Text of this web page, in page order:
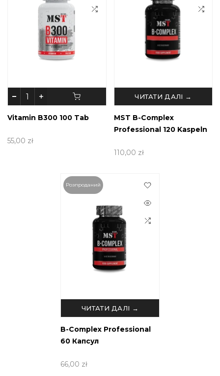
Vitamin B300 100 Tab
55,00 zł
ЧИТАТИ ДАЛІ →
MST B-Complex
Professional 120 Kaspeln
110,00 zł
Розпроданий
ЧИТАТИ ДАЛІ →
B-Complex Professional
60 Капсул
66,00 zł